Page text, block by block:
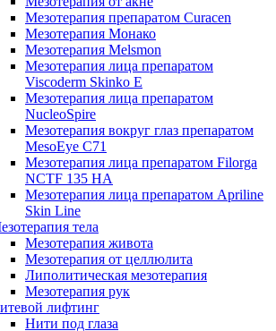
Мезотерапия препаратом Curacen
Мезотерапия Монако
Мезотерапия Melsmon
Мезотерапия лица препаратом
Viscoderm Skinko E
Мезотерапия лица препаратом
NucleoSpire
Мезотерапия вокруг глаз препаратом
MesoEye С71
Мезотерапия лица препаратом Filorga
NCTF 135 HA
Мезотерапия лица препаратом Apriline
Skin Line
тела
Мезотерапия живота
Мезотерапия от целлюлита
Липолитическая мезотерапия
Мезотерапия рук
лифтинг
Нити под глаза